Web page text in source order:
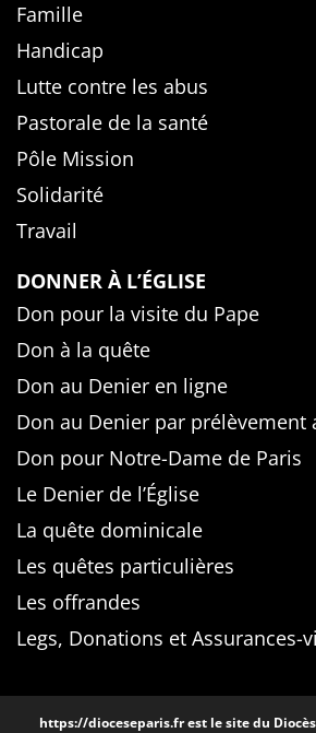
Famille
Handicap
Lutte contre les abus
Pastorale de la santé
Pôle Mission
Solidarité
Travail
DONNER À L’ÉGLISE
Don pour la visite du Pape
Don à la quête
Don au Denier en ligne
Don au Denier par prélèvement
Don pour Notre-Dame de Paris
Le Denier de l’Église
La quête dominicale
Les quêtes particulières
Les offrandes
Legs, Donations et Assurances-
https://dioceseparis.frest le site du